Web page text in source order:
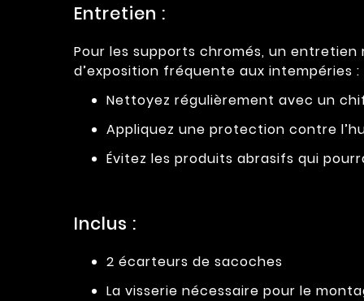
Entretien :
Pour les supports chromés, un
d’exposition fréquente aux intempéries :
Nettoyez régulièrement avec un
Appliquez une protection contre
Évitez les produits abrasifs qui
Inclus :
2 écarteurs de sacoches
La visserie nécessaire pour le